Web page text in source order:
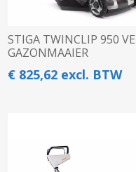
STIGA TWINCLIP 950 VE
GAZONMAAIER
€ 825,62 excl. BTW